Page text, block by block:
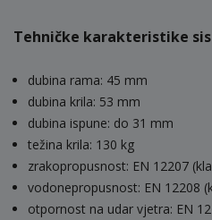
Tehničke karakteristike
dubina rama: 45 mm
dubina krila: 53 mm
dubina ispune: do 31 mm
težina krila: 130 kg
zrakopropusnost: EN 12207
vodonepropusnost: EN 12208
otpornost na udar vjetra: EN